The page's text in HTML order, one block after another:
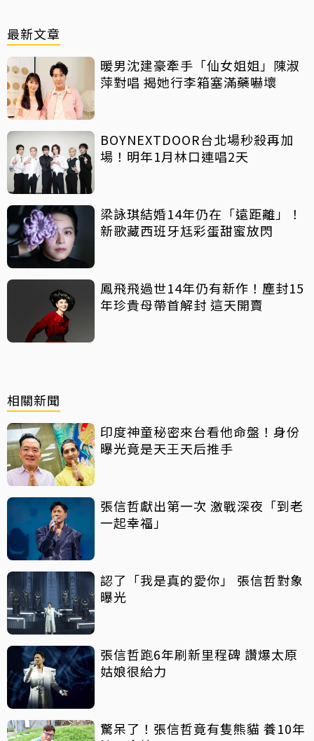
最新文章
暖男沈建豪牽手「仙女姐姐」陳淑
萍對唱 揭她行李箱塞滿藥嚇壞
BOYNEXTDOOR台北場秒殺再加
場！明年1月林口連唱2天
梁詠琪結婚14年仍在「遠距離」！
新歌藏西班牙尪彩蛋甜蜜放閃
鳳飛飛過世14年仍有新作！塵封15
年珍貴母帶首解封 這天開賣
相關新聞
印度神童秘密來台看他命盤！身份
曝光竟是天王天后推手
張信哲獻出第一次 激戰深夜「到老
一起幸福」
認了「我是真的愛你」 張信哲對象
曝光
張信哲跑6年刷新里程碑 讚爆太原
姑娘很給力
驚呆了！張信哲竟有隻熊貓 養10年